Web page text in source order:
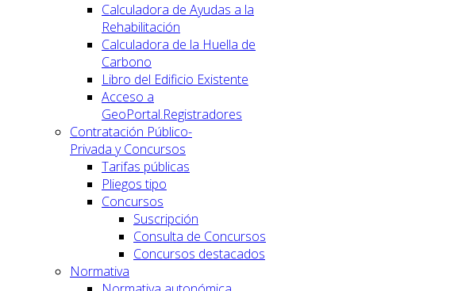
Calculadora de Ayudas a la
Rehabilitación
Calculadora de la Huella de
Carbono
Libro del Edificio Existente
Acceso a
GeoPortal.Registradores
Contratación Público-
Privada y Concursos
Tarifas públicas
Pliegos tipo
Concursos
Suscripción
Consulta de Concursos
Concursos destacados
Normativa